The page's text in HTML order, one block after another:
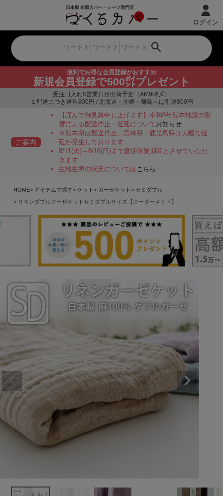
便利でお得な会員登録がおすすめ
新規会員登録で500㌽プレゼント
ログイン
受注日入れ5営業日目出荷予定（AM9時〆）
１配送につき送料800円 / 北海道・沖縄・離島へは別途800円
ご案内
【謹んで御見舞申し上げます】令和8年熊本地震の影
響による配送停止・遅延についてお知らせ
※熊本県は配送停止、宮崎県・鹿児島県は大幅な遅
延が発生しております
8/11(火)～8/16(日)まで夏期休業期間とさせていただ
きます
生地在庫の状況についてはこちら
HOME アイテムで探す ケット ガーゼケット
セミダブル
リネンダブルガーゼケットセミダブルサイズ【オーダーメイド】